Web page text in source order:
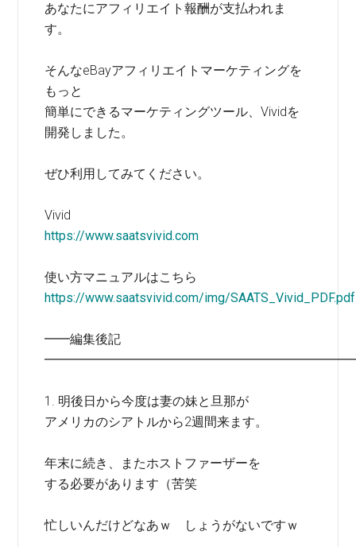
あなたにアフィリエイト報酬が支払われま
す。
そんなeBayアフィリエイトマーケティングを
もっと
簡単にできるマーケティングツール、Vividを
開発しました。
ぜひ利用してみてください。
Vivid
https://www.saatsvivid.com
使い方マニュアルはこちら
https://www.saatsvivid.com/img/SAATS_Vivid_PDF.pdf
━━編集後記
1. 明後日から今度は妻の妹と旦那が
アメリカのシアトルから2週間来ます。
年末に続き、またホストファーザーを
する必要があります（苦笑
忙しいんだけどなあｗ しょうがないですｗ